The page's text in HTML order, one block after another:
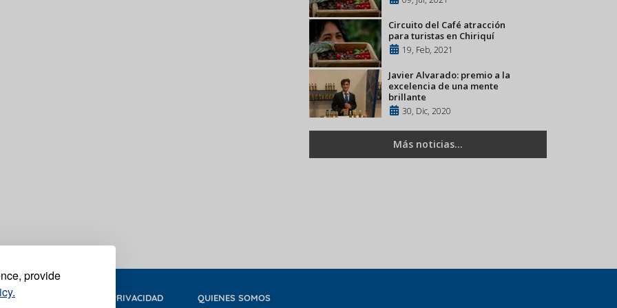
provide
Circuito del Café atracción
para turistas en Chiriquí
19, Feb, 2021
Javier Alvarado: premio a la
excelencia de una mente
brillante
30, Dic, 2020
Más noticias...
FOTOS Y VIDEOS PRIVACIDAD QUIENES SOMOS